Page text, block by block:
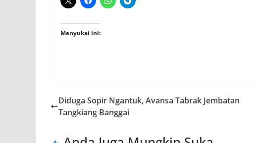
Menyukai ini:
Diduga Sopir Ngantuk, Avansa Tabrak Jembatan
Tangkiang Banggai